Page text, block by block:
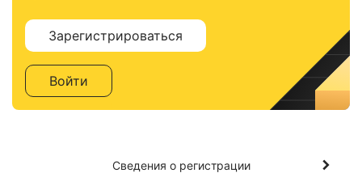
Зарегистрироваться
Войти
Сведения о регистрации